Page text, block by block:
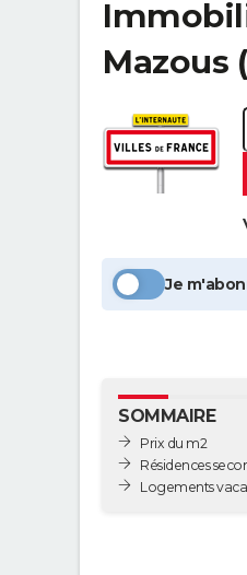
Mazous
Je
SOMMAIRE
Prix du m2
Résidences
Logements